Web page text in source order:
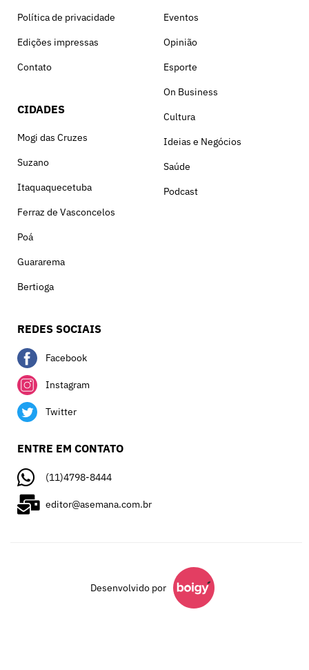
Política de privacidade
Edições impressas
Contato
CIDADES
Mogi das Cruzes
Suzano
Itaquaquecetuba
Ferraz de Vasconcelos
Poá
Guararema
Bertioga
Eventos
Opinião
Esporte
On Business
Cultura
Ideias e Negócios
Saúde
Podcast
REDES SOCIAIS
Facebook
Instagram
Twitter
ENTRE EM CONTATO
(11)4798-8444
editor@asemana.com.br
Desenvolvido por